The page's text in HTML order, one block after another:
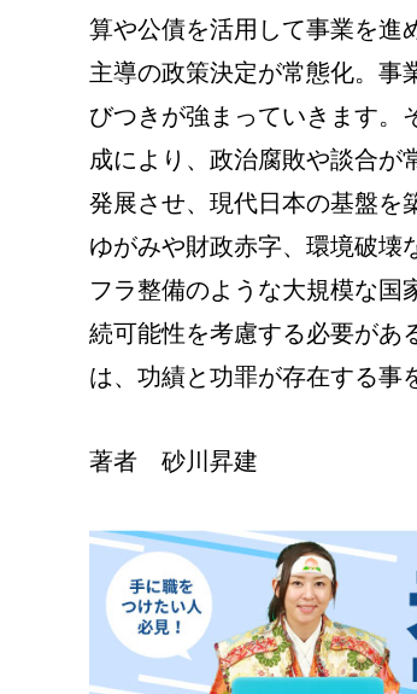
算や公債を活用して事業を進
主導の政策決定が常態化。事
びつきが強まっていきます。
成により、政治腐敗や談合が
発展させ、現代日本の基盤を
ゆがみや財政赤字、環境破壊
フラ整備のような大規模な国
続可能性を考慮する必要があ
は、功績と功罪が存在する事
著者 砂川昇建